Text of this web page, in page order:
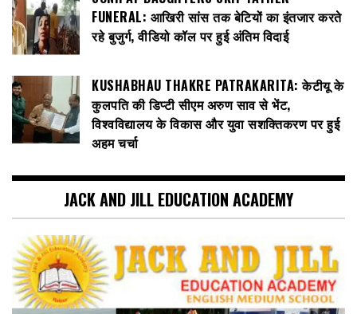
FUNERAL: आखिरी सांस तक बेटियों का इंतजार करते
रहे बुजुर्ग, वीडियो कॉल पर हुई अंतिम विदाई
KUSHABHAU THAKRE PATRAKARITA: केटीयू के
कुलपति की डिप्टी सीएम अरुण साव से भेंट,
विश्वविद्यालय के विकास और युवा सशक्तिकरण पर हुई
अहम चर्चा
JACK AND JILL EDUCATION ACADEMY